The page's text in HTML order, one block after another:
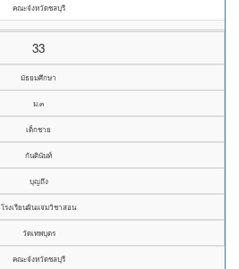
คณะจังหวัดชลบุรี
33
มัธยมศึกษา
ม.๓
เด็กชาย
กันตินันท์
บุญถึง
โรงเรียนผินแจ่มวิชาสอน
วัดเทพบุตร
คณะจังหวัดชลบุรี